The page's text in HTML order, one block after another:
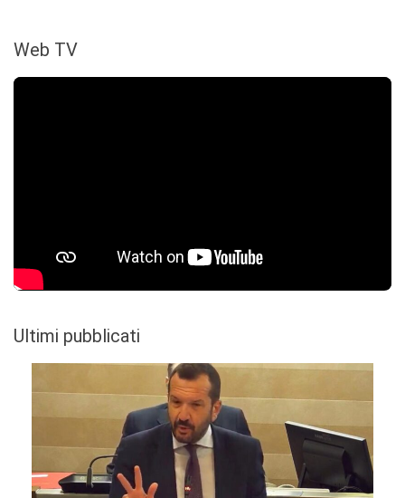
Web TV
Ultimi pubblicati